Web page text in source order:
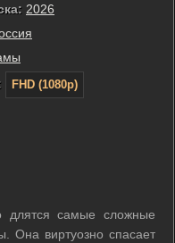
2026
FHD (1080p)
длятся самые сложные
Она виртуозно спасает